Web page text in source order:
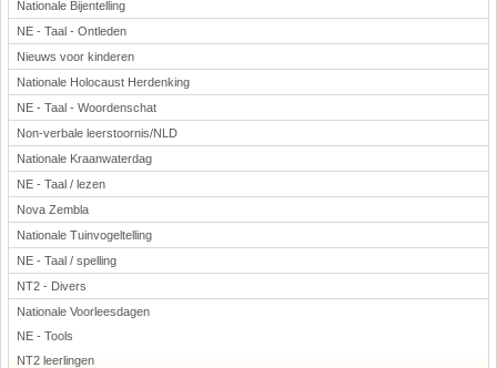
Nationale Bijentelling
NE - Taal - Ontleden
Nieuws voor kinderen
Nationale Holocaust Herdenking
NE - Taal - Woordenschat
Non-verbale leerstoornis/NLD
Nationale Kraanwaterdag
NE - Taal / lezen
Nova Zembla
Nationale Tuinvogeltelling
NE - Taal / spelling
NT2 - Divers
Nationale Voorleesdagen
NE - Tools
NT2 leerlingen